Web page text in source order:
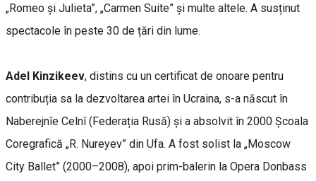
„Romeo și Julieta”, „Carmen Suite” și multe altele. A susținut
spectacole în peste 30 de țări din lume.
Adel Kinzikeev, distins cu un certificat de onoare pentru
contribuția sa la dezvoltarea artei în Ucraina, s-a născut în
Naberejnîe Celnî (Federația Rusă) și a absolvit în 2000 Școala
Coregrafică „R. Nureyev” din Ufa. A fost solist la „Moscow
City Ballet” (2000–2008), apoi prim-balerin la Opera Donbass